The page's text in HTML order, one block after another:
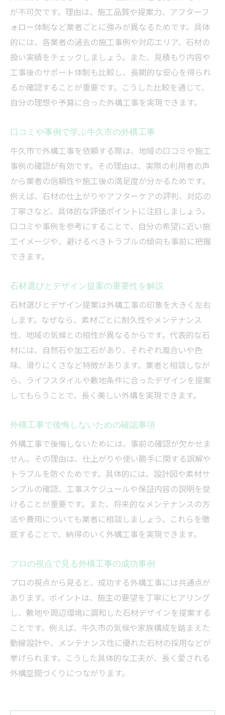
が不可欠です。理由は、施工品質や提案力、アフターフ
ォロー体制など業者ごとに強みが異なるためです。具体
的には、各業者の過去の施工事例や対応エリア、石材の
扱い実績をチェックしましょう。また、見積もり内容や
工事後のサポート体制も比較し、長期的な安心を得られ
るか確認することが重要です。こうした比較を通じて、
自分の理想や予算に合った外構工事を実現できます。
口コミや事例で学ぶ牛久市の外構工事
牛久市で外構工事を依頼する際は、地域の口コミや施工
事例の確認が有効です。その理由は、実際の利用者の声
から業者の信頼性や施工後の満足度が分かるためです。
例えば、石材の仕上がりやアフターケアの評判、対応の
丁寧さなど、具体的な評価ポイントに注目しましょう。
口コミや事例を参考にすることで、自分の希望に近い施
工イメージや、避けるべきトラブルの傾向も事前に把握
できます。
石材選びとデザイン提案の重要性を解説
石材選びとデザイン提案は外構工事の印象を大きく左右
します。なぜなら、素材ごとに耐久性やメンテナンス
性、地域の気候との相性が異なるからです。代表的な石
材には、自然石や加工石があり、それぞれ風合いや色
味、滑りにくさなど特徴があります。業者と相談しなが
ら、ライフスタイルや敷地条件に合ったデザインを提案
してもらうことで、長く美しい外構を実現できます。
外構工事で後悔しないための確認事項
外構工事で後悔しないためには、事前の確認が欠かせま
せん。その理由は、仕上がりや使い勝手に関する誤解や
トラブルを防ぐためです。具体的には、設計図や素材サ
ンプルの確認、工事スケジュールや保証内容の説明を受
けることが重要です。また、将来的なメンテナンスの方
法や費用についても業者に相談しましょう。これらを徹
底することで、納得のいく外構工事を実現できます。
プロの視点で見る外構工事の成功事例
プロの視点から見ると、成功する外構工事には共通点が
あります。ポイントは、施主の要望を丁寧にヒアリング
し、敷地や周辺環境に調和した石材デザインを提案する
ことです。例えば、牛久市の気候や家族構成を踏まえた
動線設計や、メンテナンス性に優れた石材の採用などが
挙げられます。こうした具体的な工夫が、長く愛される
外構空間づくりにつながります。